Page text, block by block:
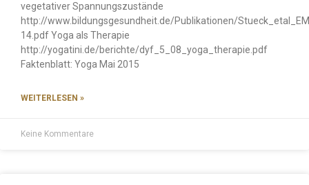
vegetativer Spannungszustände
http://www.bildungsgesundheit.de/Publikationen/
14.pdf Yoga als Therapie
http://yogatini.de/berichte/dyf_5_08_yoga_therapie.pdf
Faktenblatt: Yoga Mai 2015
WEITERLESEN »
Keine Kommentare